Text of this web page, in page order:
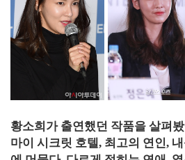
황소희가 출연했던 작품을 살펴
마이 시크릿 호텔, 최고의 연인,